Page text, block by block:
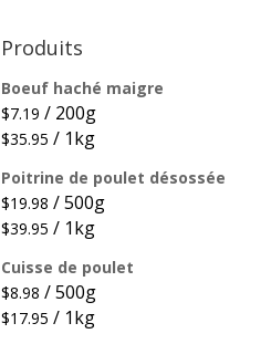
Produits
Boeuf haché maigre
$7.19 / 200g
$35.95 / 1kg
Poitrine de poulet désossée
$19.98 / 500g
$39.95 / 1kg
Cuisse de poulet
$8.98 / 500g
$17.95 / 1kg